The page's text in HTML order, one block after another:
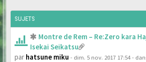
SUJETS
Montre de Rem – Re:Zero kara
Isekai Seikatsu
par hatsune miku - dim. 5 nov. 2017 17:54-